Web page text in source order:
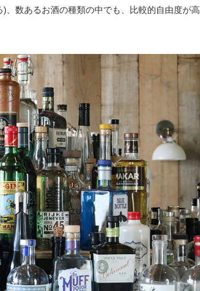
、数あるお酒の種類の中でも、比較的自由度が高